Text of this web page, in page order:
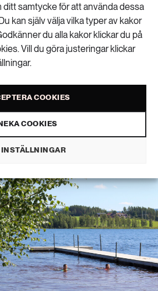
samtycke för att använda dessa
kan själv välja vilka typer av kakor
du alla kakor klickar du på
Vill du göra justeringar klickar
COOKIES
COOKIES
INSTÄLLNINGAR
kan ge
oväntat sätt
18 JUNI 2026